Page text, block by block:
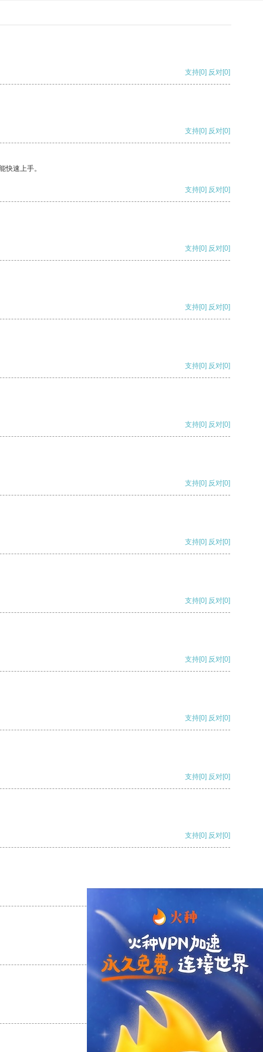
支持[0] 反对[0]
支持[0] 反对[0]
快速上手。
支持[0] 反对[0]
支持[0] 反对[0]
支持[0] 反对[0]
支持[0] 反对[0]
支持[0] 反对[0]
支持[0] 反对[0]
支持[0] 反对[0]
支持[0] 反对[0]
支持[0] 反对[0]
支持[0] 反对[0]
支持[0] 反对[0]
支持[0] 反对[0]
支持 [0] 反对 [0]
支持